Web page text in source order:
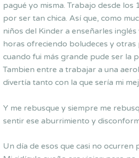
pagué yo misma. Trabajo desde
por ser tan chica. Así que, como
niños del Kinder a enseñarles
horas ofreciendo boludeces y
cuando fui más grande pude ser la
Tambien entre a trabajar a una
divertía tanto con la que sería mi
Y me rebusque y siempre me
sentir ese aburrimiento y
Un día de esos que casi no ocurren